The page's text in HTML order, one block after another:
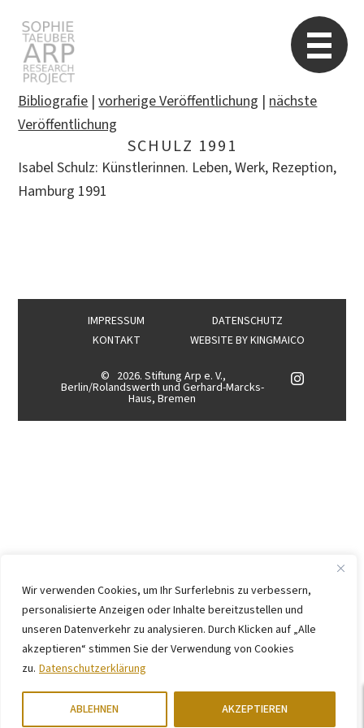
Wir verwenden Cookies, um Ihr Surferlebnis zu verbessern,
personalisierte Anzeigen oder Inhalte bereitzustellen und
unseren Datenverkehr zu analysieren. Durch Klicken auf „Alle
akzeptieren“ stimmen Sie der Verwendung von Cookies
zu. Datenschutzerklärung
ABLEHNEN AKZEPTIEREN
nach:
Bibliografie|vorherige Veröffentlichung |nächste
Veröffentlichung
SCHULZ 1991
Isabel Schulz: Künstlerinnen. Leben, Werk, Rezeption,
Hamburg 1991
IMPRESSUM
DATENSCHUTZ
KONTAKT
WEBSITE BYKINGMAICO
© 2026. Stiftung Arp e. V.,
Berlin/Rolandswerth und Gerhard-Marcks-
Haus, Bremen